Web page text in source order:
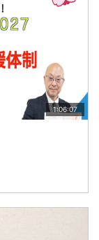
1:06:07